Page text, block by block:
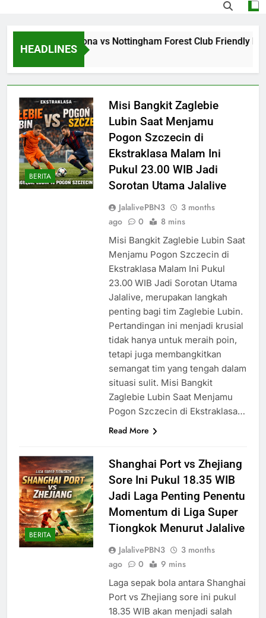
HEADLINES
Jalalive Barcelona vs Nottingham Forest Club Friendly Dini
BERITA
Misi Bangkit Zaglebie
Lubin Saat Menjamu
Pogon Szczecin di
Ekstraklasa Malam Ini
Pukul 23.00 WIB Jadi
Sorotan Utama Jalalive
JalalivePBN3
3 months
ago
0 8 mins
Misi Bangkit Zaglebie Lubin Saat
Menjamu Pogon Szczecin di
Ekstraklasa Malam Ini Pukul
23.00 WIB Jadi Sorotan Utama
Jalalive, merupakan langkah
penting bagi tim Zaglebie Lubin.
Pertandingan ini menjadi krusial
tidak hanya untuk meraih poin,
tetapi juga membangkitkan
semangat tim yang tengah dalam
situasi sulit. Misi Bangkit
Zaglebie Lubin Saat Menjamu
Pogon Szczecin di Ekstraklasa…
Read More
BERITA
Shanghai Port vs Zhejiang
Sore Ini Pukul 18.35 WIB
Jadi Laga Penting Penentu
Momentum di Liga Super
Tiongkok Menurut Jalalive
JalalivePBN3
3 months
ago
0 9 mins
Laga sepak bola antara Shanghai
Port vs Zhejiang sore ini pukul
18.35 WIB akan menjadi salah